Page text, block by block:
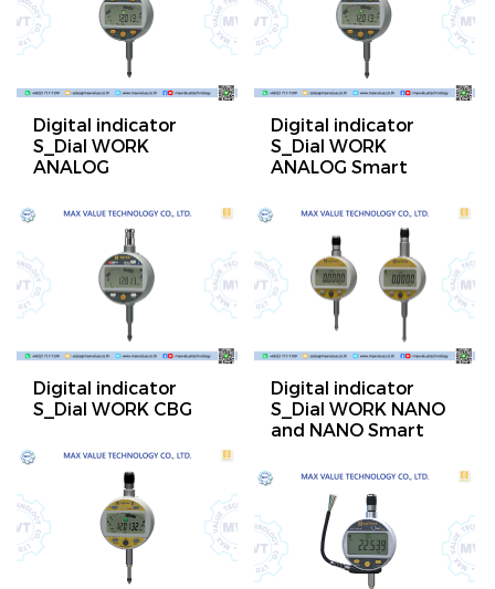
Digital indicator
S_Dial WORK
ANALOG
Digital indicator
S_Dial WORK
ANALOG Smart
Digital indicator
S_Dial WORK CBG
Digital indicator
S_Dial WORK NANO
and NANO Smart